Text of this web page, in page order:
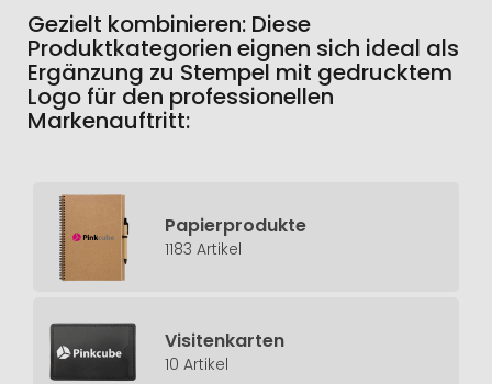
Gezielt kombinieren: Diese
Produktkategorien eignen sich ideal als
Ergänzung zu Stempel mit gedrucktem
Logo für den professionellen
Markenauftritt:
Papierprodukte
1183 Artikel
Visitenkarten
10 Artikel